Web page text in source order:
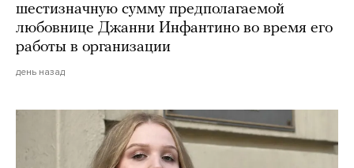
шестизначную сумму предполагаемой
любовнице Джанни Инфантино во время его
работы в организации
день назад